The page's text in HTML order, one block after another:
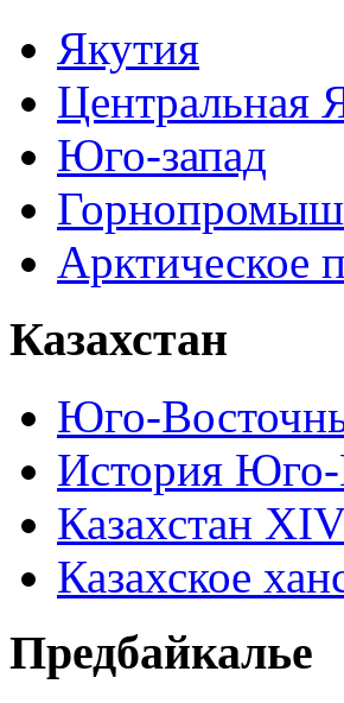
Якутия
Центральная
Юго-запад
Арктическое
Казахстан
Юго-
История Юго-
Казахстан
Казахское
Предбайкалье